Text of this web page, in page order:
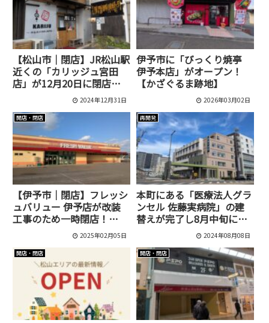
【松山市｜閉店】JR松山駅
近くの「カリッジュ宮田
店」が12月20日に閉店し
2024年12月31日
伊予市に「びっくり焼亭
伊予本店」がオープン！
【かざぐるま跡地】
2026年03月02日
開店・閉店
【伊予市｜閉店】フレッシ
ュバリュー 伊予店が改装
工事のため一時閉店！
2025年夏頃リニューアル
2025年02月05日
再開発
本町にある「医療法人グラ
ンセル 佐藤実病院」の建
替えが完了し8月中旬にグ
ランドオープン予定です！
2024年08月08日
開店・閉店 開店・閉店